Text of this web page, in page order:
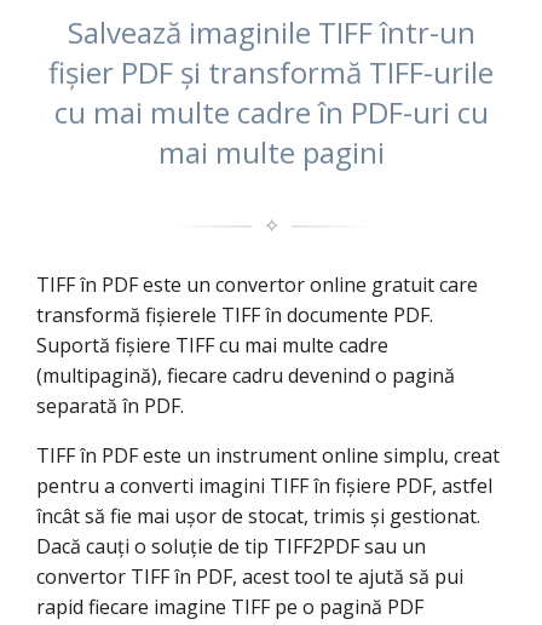
Salvează imaginile TIFF într-un
fișier PDF și transformă TIFF-urile
cu mai multe cadre în PDF-uri cu
mai multe pagini
✧
TIFF în PDF este un convertor online gratuit care
transformă fișierele TIFF în documente PDF.
Suportă fișiere TIFF cu mai multe cadre
(multipagină), fiecare cadru devenind o pagină
separată în PDF.
TIFF în PDF este un instrument online simplu, creat
pentru a converti imagini TIFF în fișiere PDF, astfel
încât să fie mai ușor de stocat, trimis și gestionat.
Dacă cauți o soluție de tip TIFF2PDF sau un
convertor TIFF în PDF, acest tool te ajută să pui
rapid fiecare imagine TIFF pe o pagină PDF